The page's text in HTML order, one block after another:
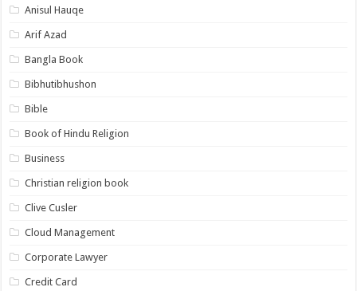
Anisul Hauqe
Arif Azad
Bangla Book
Bibhutibhushon
Bible
Book of Hindu Religion
Business
Christian religion book
Clive Cusler
Cloud Management
Corporate Lawyer
Credit Card